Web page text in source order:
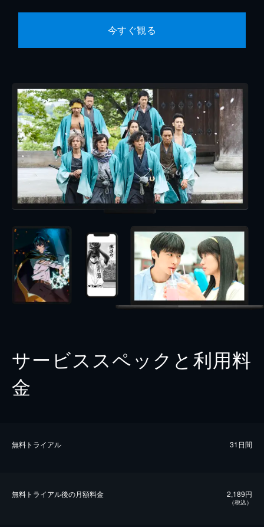
今すぐ観る
サービススペックと利用料
金
無料トライアル 31日間
無料トライアル後の⽉額料金 2,189円
（税込）